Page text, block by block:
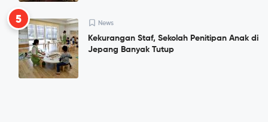
5 News
Kekurangan Staf, Sekolah Penitipan Anak di
Jepang Banyak Tutup